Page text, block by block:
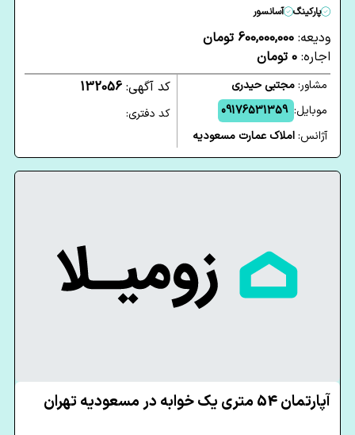
پارکینگ آسانسور
ودیعه: 600,000,000 تومان
اجاره: 0 تومان
مشاور:مجتبی حیدری
موبایل: 09176531359
آژانس:املاک عمارت مسعودیه
کد آگهی: 132056
کد دفتری:
آپارتمان 54 متری یک خوابه در مسعودیه تهران